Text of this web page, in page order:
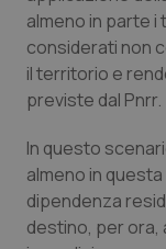
Toscana
Umbria
Veneto
Obesità
Oncologia
almeno in parte i
considerati non
il territorio e
previste dal Pnrr.
In questo
almeno in
dipendenza
destino, per ora,